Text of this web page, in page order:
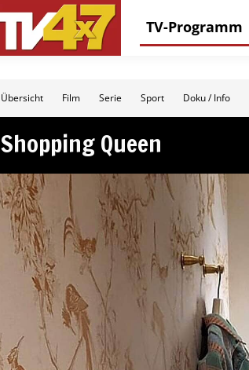
TV-Programm
Übersicht Film Serie Sport Doku / Info
Shopping Queen